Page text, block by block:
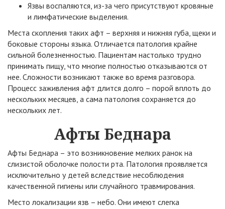
Язвы воспаляются, из-за чего присутствуют кровяные
и лимфатические выделения.
Места скопления таких афт – верхняя и нижняя губа, щеки и
боковые стороны языка. Отличается патология крайне
сильной болезненностью. Пациентам настолько трудно
принимать пищу, что многие полностью отказываются от
нее. Сложности возникают также во время разговора.
Процесс заживления афт длится долго – порой вплоть до
нескольких месяцев, а сама патология сохраняется до
нескольких лет.
Афты Беднара
Афты Беднара – это возникновение мелких ранок на
слизистой оболочке полости рта. Патология проявляется
исключительно у детей вследствие несоблюдения
качественной гигиены или случайного травмирования.
Место локализации язв – небо. Они имеют слегка